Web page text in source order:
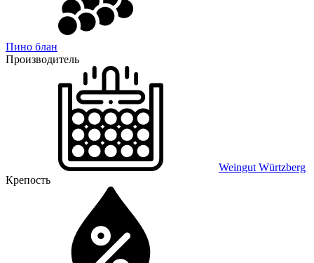
Пино блан
Производитель
Weingut Würtzberg
Крепость